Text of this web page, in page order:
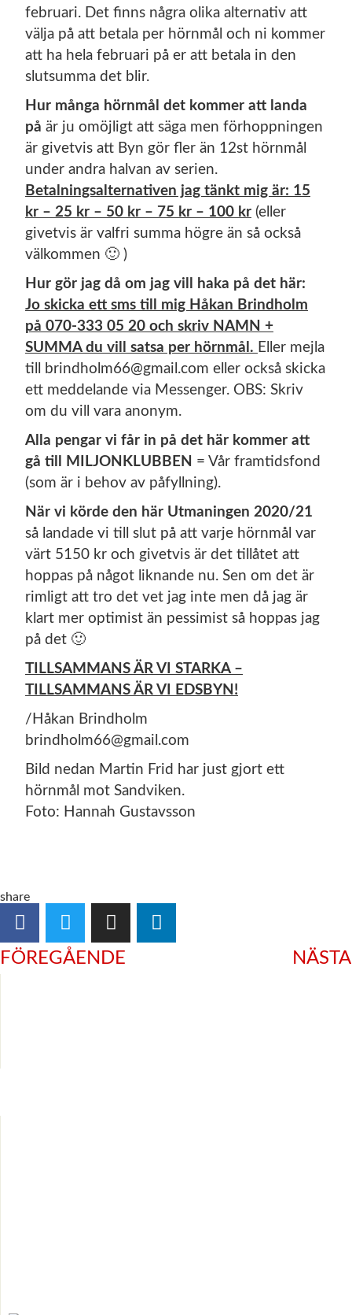
februari. Det finns några olika alternativ att
välja på att betala per hörnmål och ni kommer
att ha hela februari på er att betala in den
slutsumma det blir.
Hur många hörnmål det kommer att landa
på är ju omöjligt att säga men förhoppningen
är givetvis att Byn gör fler än 12st hörnmål
under andra halvan av serien.
Betalningsalternativen jag tänkt mig är: 15
kr – 25 kr – 50 kr – 75 kr – 100 kr (eller
givetvis är valfri summa högre än så också
välkommen 🙂 )
Hur gör jag då om jag vill haka på det här:
Jo skicka ett sms till mig Håkan Brindholm
på 070-333 05 20 och skriv NAMN +
SUMMA du vill satsa per hörnmål. Eller mejla
till brindholm66@gmail.com eller också skicka
ett meddelande via Messenger. OBS: Skriv
om du vill vara anonym.
Alla pengar vi får in på det här kommer att
gå till MILJONKLUBBEN = Vår framtidsfond
(som är i behov av påfyllning).
När vi körde den här Utmaningen 2020/21
så landade vi till slut på att varje hörnmål var
värt 5150 kr och givetvis är det tillåtet att
hoppas på något liknande nu. Sen om det är
rimligt att tro det vet jag inte men då jag är
klart mer optimist än pessimist så hoppas jag
på det 🙂
TILLSAMMANS ÄR VI STARKA –
TILLSAMMANS ÄR VI EDSBYN!
/Håkan Brindholm
brindholm66@gmail.com
Bild nedan Martin Frid har just gjort ett
hörnmål mot Sandviken.
Foto: Hannah Gustavsson
share
FÖREGÅENDE NÄSTA